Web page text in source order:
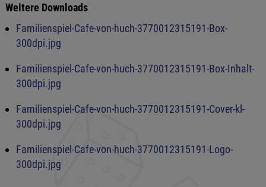
Weitere Downloads
Familienspiel-Cafe-von-huch-3770012315191-Box-
300dpi.jpg
Familienspiel-Cafe-von-huch-3770012315191-Box-Inhalt-
300dpi.jpg
Familienspiel-Cafe-von-huch-3770012315191-Cover-kl-
300dpi.jpg
Familienspiel-Cafe-von-huch-3770012315191-Logo-
300dpi.jpg